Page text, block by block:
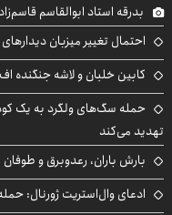
بدرقه استاد ابوالقاسم
احتمال تغییر میزبان
کابین خلبان و لاشه جنگنده اف-۱۵ آمریکایی که با پدافند ایران
تهدید می‌کند
بارش باران، رعدوبرق و
ادعای وال‌استریت ژورنال: